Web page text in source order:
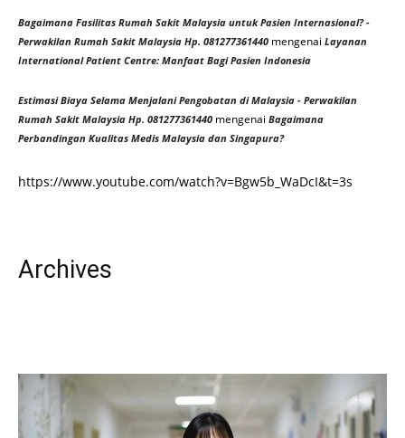
Bagaimana Fasilitas Rumah Sakit Malaysia untuk Pasien Internasional? -
Perwakilan Rumah Sakit Malaysia Hp. 081277361440 mengenai Layanan
International Patient Centre: Manfaat Bagi Pasien Indonesia
Estimasi Biaya Selama Menjalani Pengobatan di Malaysia - Perwakilan
Rumah Sakit Malaysia Hp. 081277361440 mengenai Bagaimana
Perbandingan Kualitas Medis Malaysia dan Singapura?
https://www.youtube.com/watch?v=Bgw5b_WaDcI&t=3s
Archives